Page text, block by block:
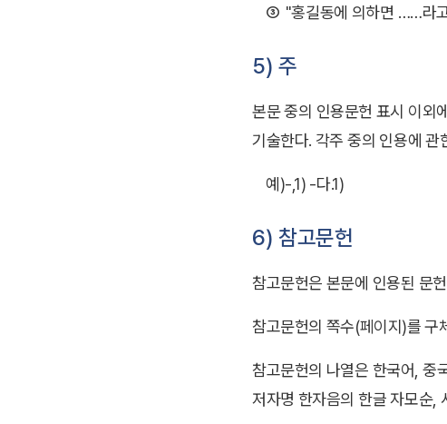
③ "홍길동에 의하면 ……라
5) 주
본문 중의 인용문헌 표시 이외
기술한다. 각주 중의 인용에
예)-,1) -다.1)
6) 참고문헌
참고문헌은 본문에 인용된 문
참고문헌의 쪽수(페이지)를 구
참고문헌의 나열은 한국어, 중
저자명 한자음의 한글 자모순,